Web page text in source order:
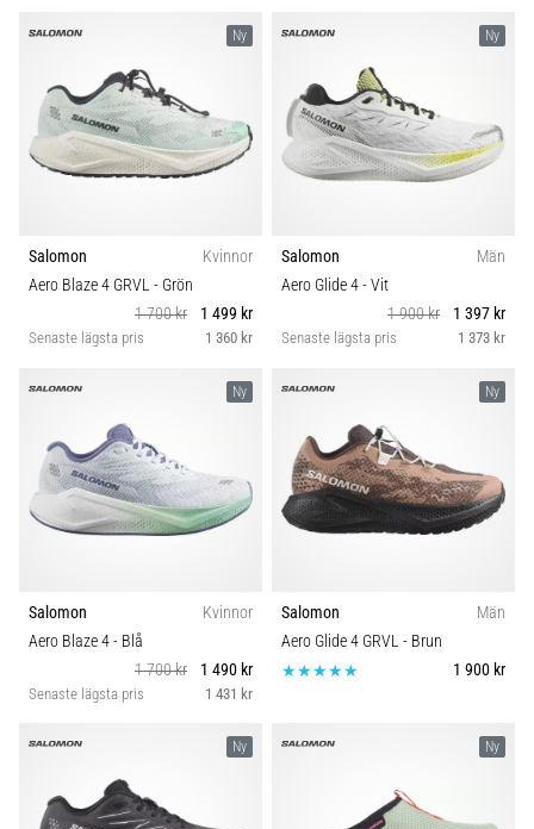
Ny
Salomon
Kvinnor
Aero Blaze 4 GRVL - Grön
1 700 kr
1 499 kr
Senaste lägsta pris 1 360 kr
Ny
Salomon
Män
Aero Glide 4- Vit
1 900 kr
1 397 kr
Senaste lägsta pris 1 373 kr
Ny
Salomon
Kvinnor
Aero Blaze 4- Blå
1 700 kr
1 490 kr
Senaste lägsta pris 1 431 kr
Ny
Salomon
Män
Aero Glide 4 GRVL - Brun
1 900 kr
Ny Ny